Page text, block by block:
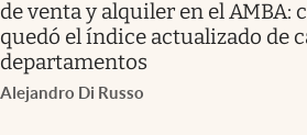
de venta y alquiler en el AMBA:
quedó el índice actualizado de
departamentos
Alejandro Di Russo